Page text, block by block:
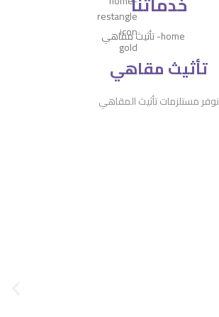
تأثيث مقاهي
نوفر مستلزمات تأثيث المقاهي